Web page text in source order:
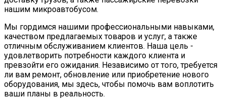
нашим микроавтобусом.
Мы гордимся нашими профессиональными навыками,
качеством предлагаемых товаров и услуг, а также
отличным обслуживанием клиентов. Наша цель -
удовлетворить потребности каждого клиента и
превзойти его ожидания. Независимо от того, требуется
ли вам ремонт, обновление или приобретение нового
оборудования, мы здесь, чтобы помочь вам воплотить
ваши планы в реальность.